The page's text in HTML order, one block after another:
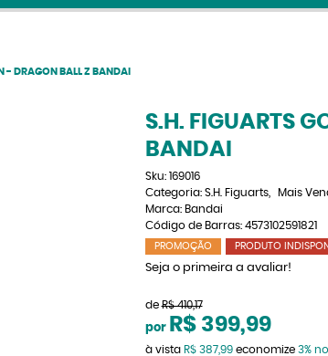
- DRAGON BALL Z BANDAI
S.H. FIGUARTS
BANDAI
Sku: 169016
Categoria: S.H. Figuarts Mais
Marca: Bandai
Código de Barras: 4573102591821
PROMOÇÃO PRODUTO
Seja o primeira a avaliar!
de R$ 410,17
por R$ 399,99
à vista R$ 387,99economize 3%